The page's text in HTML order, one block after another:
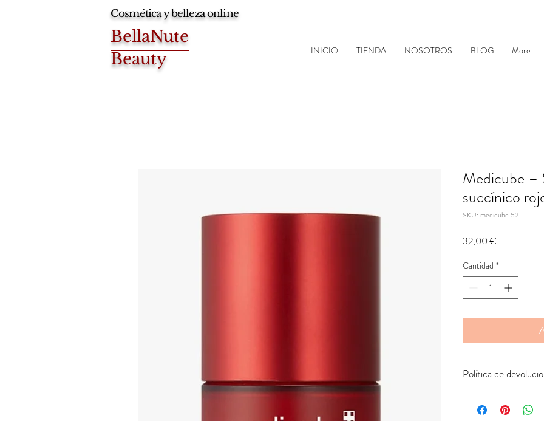
Cosmética y belleza online
BellaNute
Beauty
INICIO TIENDA NOSOTROS BLOG More
Medicube –
succínico
SKU: medicube 52
32,00 €
Cantidad *
Política de
a cargo del comprador